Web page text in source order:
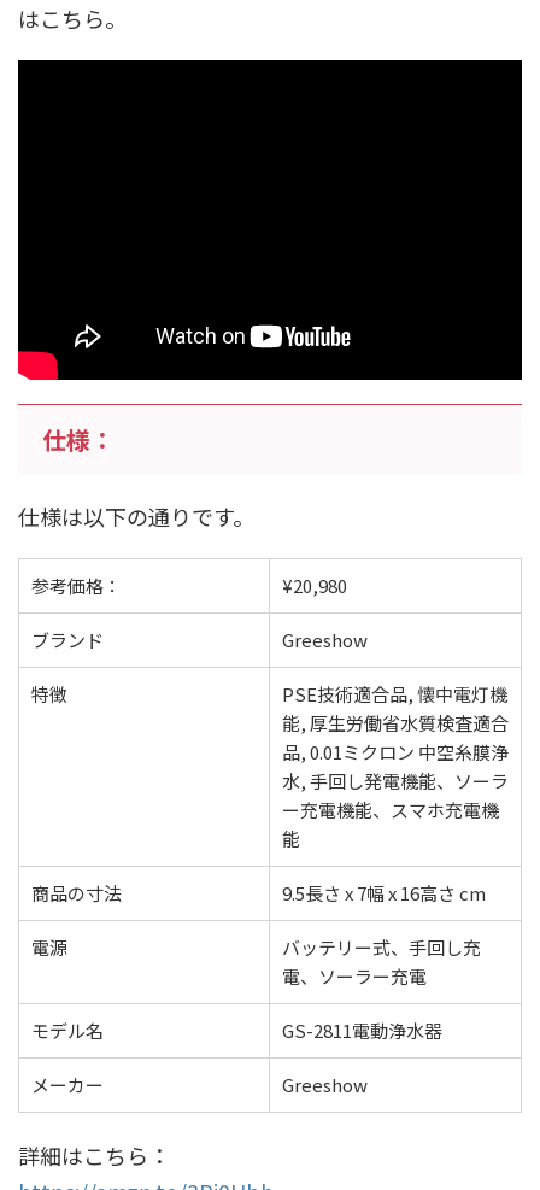
はこちら。
仕様：
仕様は以下の通りです。
参考価格： ¥20,980
ブランド Greeshow
特徴
PSE技術適合品, 懐中電灯機
能, 厚生労働省水質検査適合
品, 0.01ミクロン 中空糸膜浄
水, 手回し発電機能、ソーラ
ー充電機能、スマホ充電機
能
商品の寸法 9.5長さ x 7幅 x 16高さ cm
電源
バッテリー式、手回し充
電、ソーラー充電
モデル名 GS-2811電動浄水器
メーカー Greeshow
詳細はこちら：